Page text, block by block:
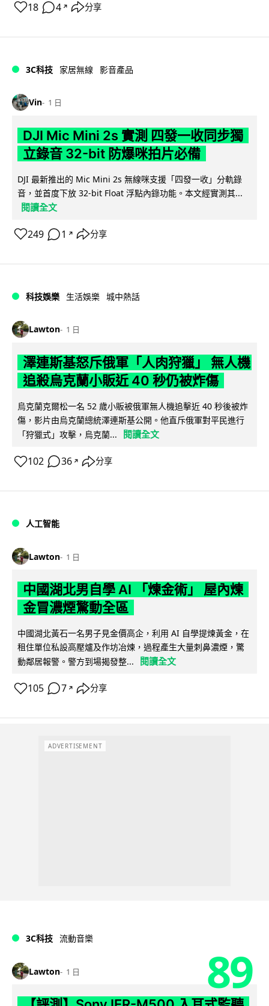
18 4 ↗ 分享
3C科技 家居無線 影音產品
Vin 1 日
DJI Mic Mini 2s 實測 四發一收同步獨
立錄音 32-bit 防爆咪拍片必備
DJI 最新推出的 Mic Mini 2s 無線咪支援「四發一收」分軌錄
音，並首度下放 32-bit Float 浮點內錄功能。本文經實測其...
閱讀全文
249 1 ↗ 分享
科技娛樂 生活娛樂 城中熱話
Lawton 1 日
澤連斯基怒斥俄軍「人肉狩獵」 無人機
追殺烏克蘭小販近 40 秒仍被炸傷
烏克蘭克爾松一名 52 歲小販被俄軍無人機追擊近 40 秒後被炸
傷，影片由烏克蘭總統澤連斯基公開。他直斥俄軍對平民進行
「狩獵式」攻擊，烏克蘭...
閱讀全文
102 36 ↗ 分享
人工智能
Lawton 1 日
中國湖北男自學 AI 「煉金術」 屋內煉
金冒濃煙驚動全區
中國湖北黃石一名男子見金價高企，利用 AI 自學提煉黃金，在
租住單位私設高壓爐及作坊冶煉，過程產生大量刺鼻濃煙，驚
動鄰居報警。警方到場揭發整...
閱讀全文
105 7 ↗ 分享
ADVERTISEMENT
3C科技 流動音樂
Lawton 1 日 89